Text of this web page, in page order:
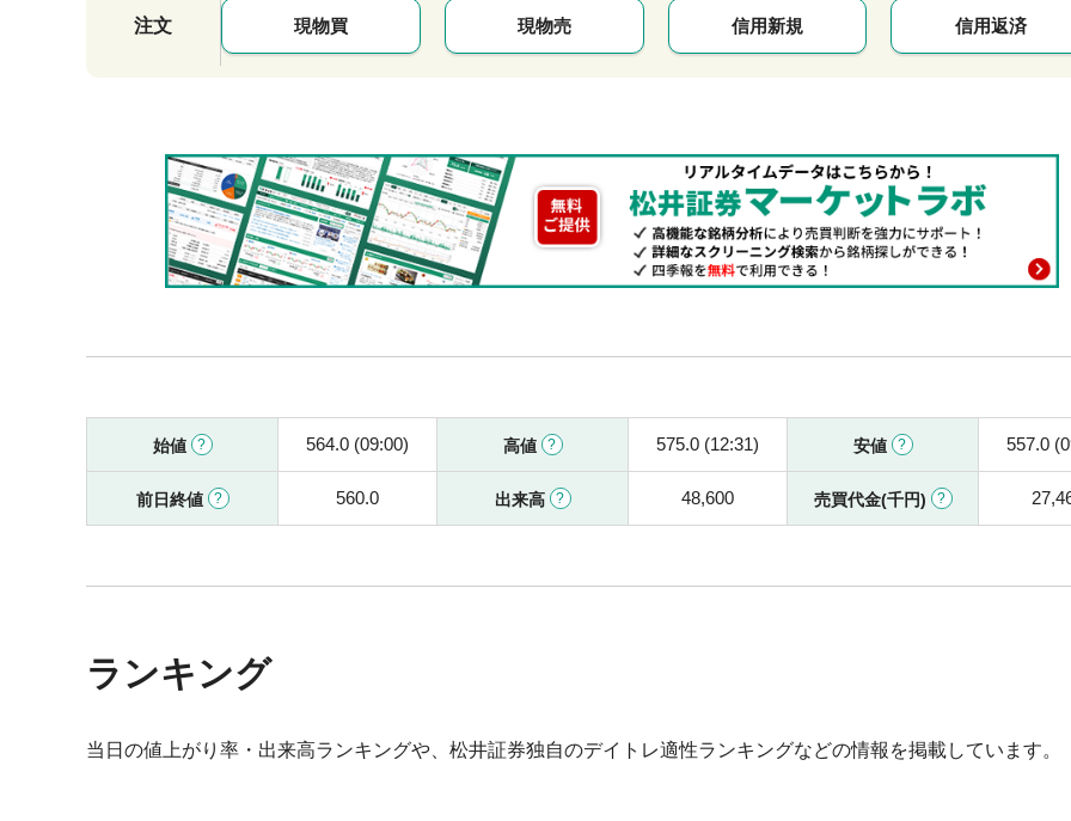
注文 現物買 現物売 信用新規 信用返済
始値 564.0 (09:00) 高値 575.0 (12:31) 安値 557.0
前日終値 560.0 出来高 48,600 売買代金(千円)
ランキング
当日の値上がり率・出来高ランキングや、松井証券独自のデイトレ適性ランキングなどの情報を掲載しています。